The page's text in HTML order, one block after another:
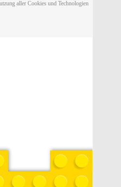
aller Cookies und Technologien